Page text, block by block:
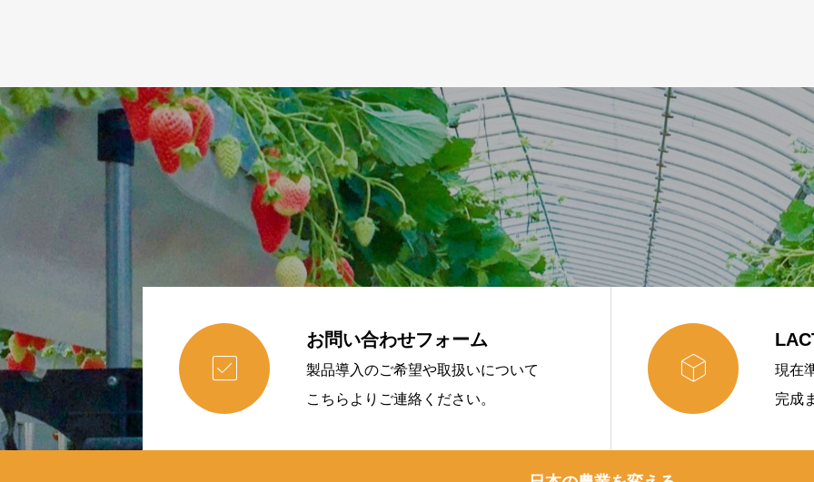

お問い合わせフォーム
製品導入のご希望や取扱いについて
こちらよりご連絡ください。

現在
完成